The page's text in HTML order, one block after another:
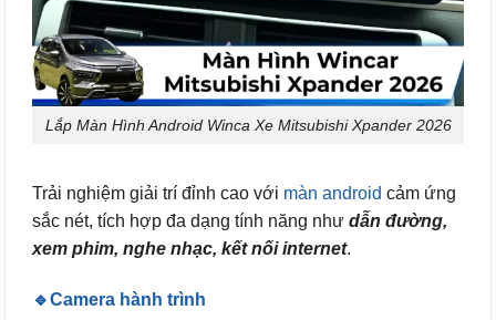
Lắp Màn Hình Android Winca Xe Mitsubishi Xpander 2026
Trải nghiệm giải trí đỉnh cao với màn android cảm ứng
sắc nét, tích hợp đa dạng tính năng như dẫn đường,
xem phim, nghe nhạc, kết nối internet.
🔹Camera hành trình